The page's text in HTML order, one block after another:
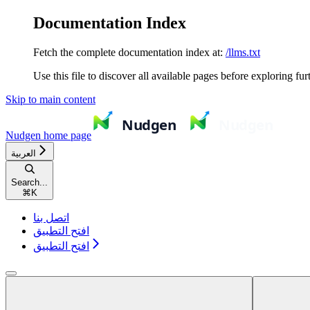
Documentation Index
Fetch the complete documentation index at: /llms.txt
Use this file to discover all available pages before exploring
Skip to main content
Nudgen home page
العربية
Search...
⌘ K
اتصل بنا
افتح التطبيق
افتح التطبيق